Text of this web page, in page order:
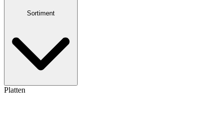
Sortiment
Platten